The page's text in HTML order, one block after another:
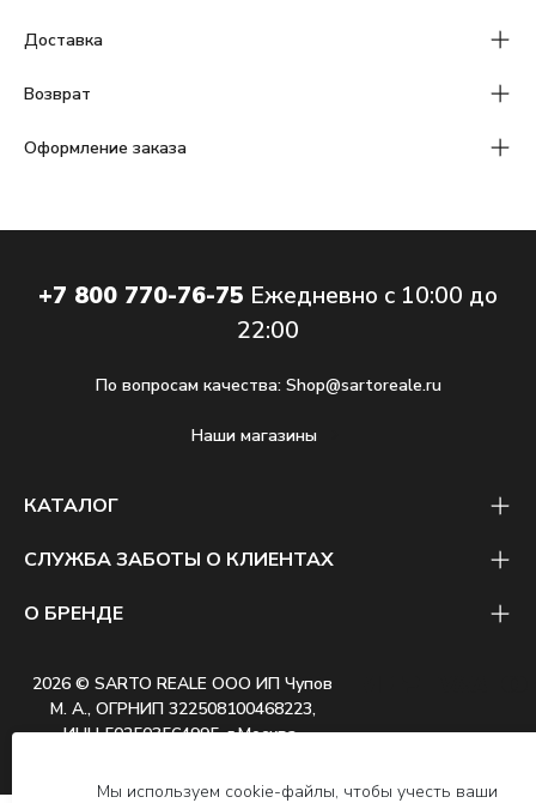
Доставка
Возврат
Оформление заказа
Мы используем cookie-файлы, чтобы учесть ваши
КАТАЛОГ
СЛУЖБА ЗАБОТЫ О КЛИЕНТАХ
О БРЕНДЕ
+7 800 770-76-75 Ежедневно с 10:00 до
22:00
По вопросам качества: Shop@sartoreale.ru
Наши магазины
2026 © SARTO REALE ООО ИП Чупов
М. А., ОГРНИП 322508100468223,
ИНН 502503564995, г.Москва